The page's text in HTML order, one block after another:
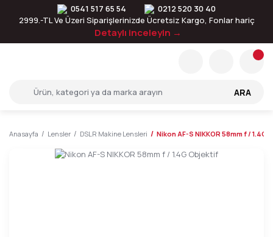
0541 517 65 54
0212 520 30 40
2999.-TL Ve Üzeri Siparişlerinizde Ücretsiz Kargo, Fonlar hariç
Detaylı inceleyin →
ARA
Anasayfa Lensler DSLR Makine Lensleri Nikon AF-S NIKKOR 58mm f / 1.4G